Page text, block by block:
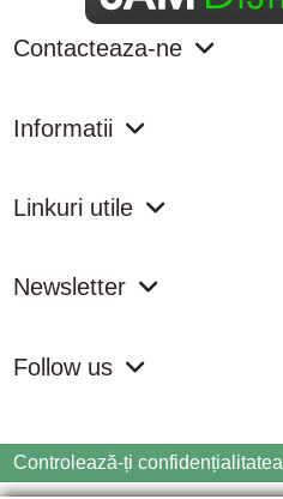
Contacteaza-ne
Informatii
Linkuri utile
Newsletter
Follow us
Controlează-ți confidențialitatea